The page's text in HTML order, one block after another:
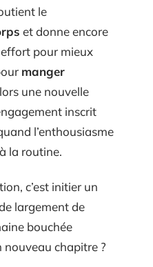
le
et donne encore
pour mieux
manger
une nouvelle
inscrit
l’enthousiasme
la routine.
c’est initier un
largement de
bouchée
nouveau chapitre ?